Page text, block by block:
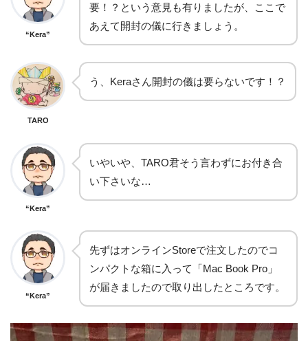
“Kera”
要！？という意見も有りましたが、ここで
あえて開封の儀に行きましょう。
TARO
う、Keraさん開封の儀は要らないです！？
“Kera”
いやいや、TARO君そう言わずにお付き合
い下さいな…
“Kera”
先ずはオンラインStoreで注文したのでコ
ンパクトな箱に入って「Mac Book Pro」
が届きましたので取り出したところです。